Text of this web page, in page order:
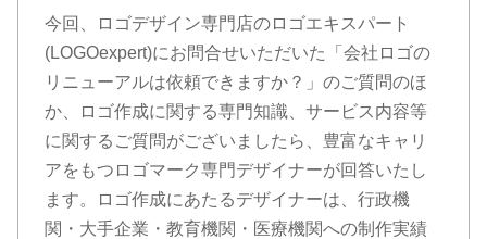
今回、ロゴデザイン専門店のロゴエキスパート
(LOGOexpert)にお問合せいただいた「会社ロゴの
リニューアルは依頼できますか？」のご質問のほ
か、ロゴ作成に関する専門知識、サービス内容等
に関するご質問がございましたら、豊富なキャリ
アをもつロゴマーク専門デザイナーが回答いたし
ます。ロゴ作成にあたるデザイナーは、行政機
関・大手企業・教育機関・医療機関への制作実績